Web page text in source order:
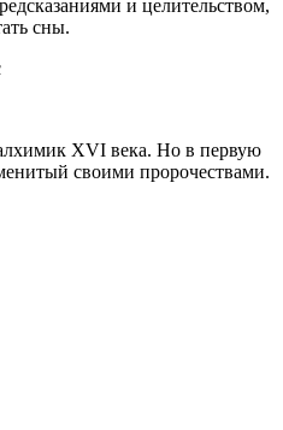
и целительством,
сны.
XVI века. Но в первую
своими пророчествами.